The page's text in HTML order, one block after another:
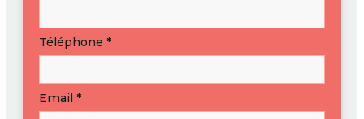
Téléphone *
Email *